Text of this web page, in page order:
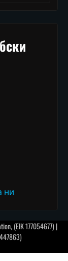
ни
(EIK 177054677) |